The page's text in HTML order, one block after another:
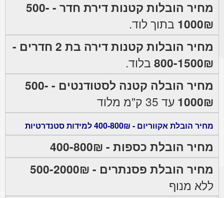
מחיר הובלות קטנות דירת חדר - 500-
1000₪ בתוך לוד.
מחיר הובלות קטנות דירה בת 2 חדרים -
800-1500₪ בלוד.
מחיר הובלה קטנה לסטודנטים - 500-
1000₪ עד 35 ק"מ מלוד
מחיר הובלת אקווריום - 400-800₪ למידות סטנדרטיות
מחיר הובלת כספות - 400-800₪
מחיר הובלת פסנתרים - 500-2000₪
ללא מנוף